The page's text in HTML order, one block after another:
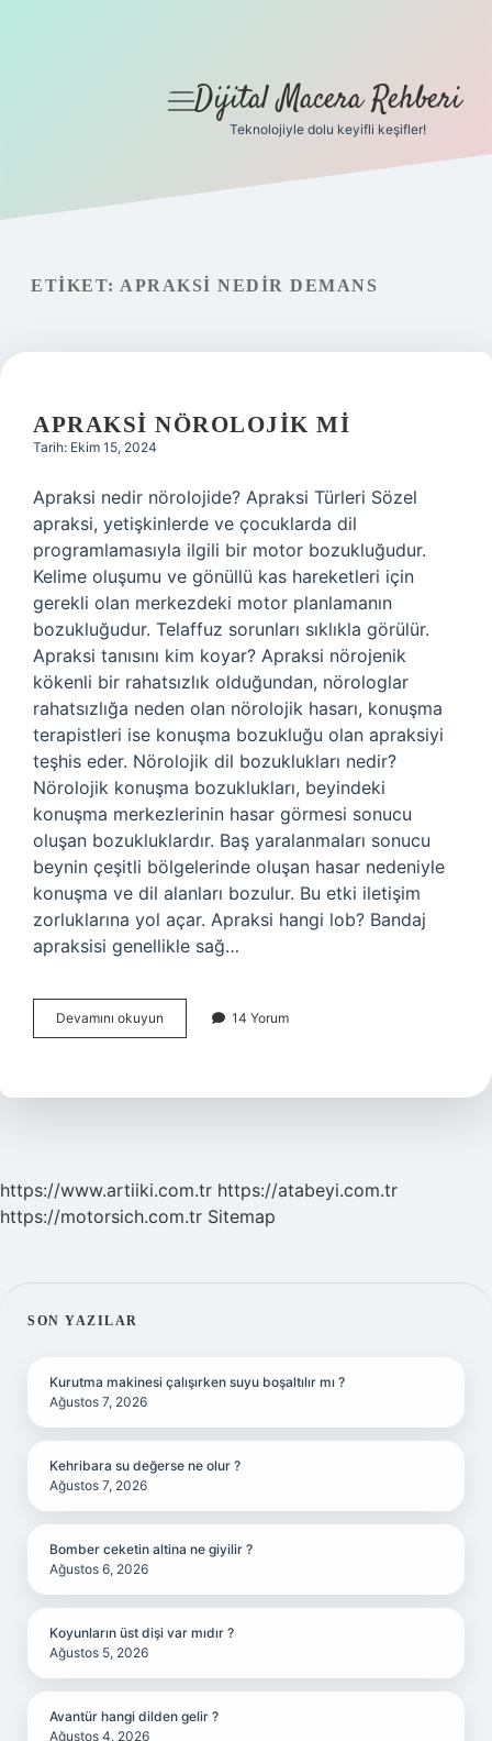
Gizlilik Politikası
menüyü
Dijital Macera Rehberi
Teknolojiyle dolu keyifli keşifler!
ETIKET: APRAKSI NEDIR DEMANS
APRAKSI NÖROLOJIK MI
Tarih: Ekim 15, 2024
Apraksi nedir nörolojide? Apraksi Türleri Sözel
apraksi, yetişkinlerde ve çocuklarda dil
programlamasıyla ilgili bir motor bozukluğudur.
Kelime oluşumu ve gönüllü kas hareketleri için
gerekli olan merkezdeki motor planlamanın
bozukluğudur. Telaffuz sorunları sıklıkla görülür.
Apraksi tanısını kim koyar? Apraksi nörojenik
kökenli bir rahatsızlık olduğundan, nörologlar
rahatsızlığa neden olan nörolojik hasarı, konuşma
terapistleri ise konuşma bozukluğu olan apraksiyi
teşhis eder. Nörolojik dil bozuklukları nedir?
Nörolojik konuşma bozuklukları, beyindeki
konuşma merkezlerinin hasar görmesi sonucu
oluşan bozukluklardır. Baş yaralanmaları sonucu
beynin çeşitli bölgelerinde oluşan hasar nedeniyle
konuşma ve dil alanları bozulur. Bu etki iletişim
zorluklarına yol açar. Apraksi hangi lob? Bandaj
apraksisi genellikle sağ…
Devamını okuyun
Nörolojik
14 Yorum
https://www.artiiki.com.tr https://atabeyi.com.tr
https://motorsich.com.tr Sitemap
SIDEBAR
SON YAZILAR
Kurutma makinesi çalışırken suyu boşaltılır mı ?
Ağustos 7, 2026
Kehribara su değerse ne olur ?
Ağustos 7, 2026
Bomber ceketin altina ne giyilir ?
Ağustos 6, 2026
Koyunların üst dişi var mıdır ?
Ağustos 5, 2026
Avantür hangi dilden gelir ?
Ağustos 4, 2026